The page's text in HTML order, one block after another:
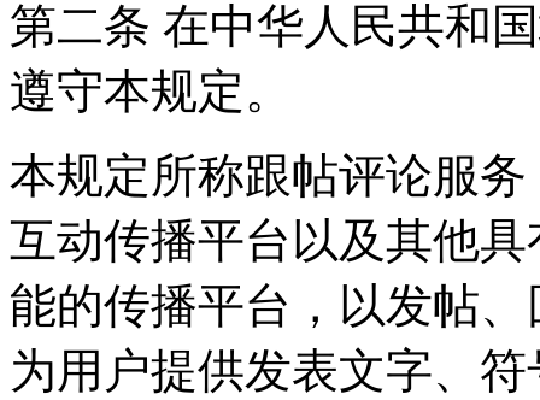
第二条 在中华人民共和
遵守本规定。
本规定所称跟帖评论服
互动传播平台以及其他
能的传播平台，以发帖
为用户提供发表文字、